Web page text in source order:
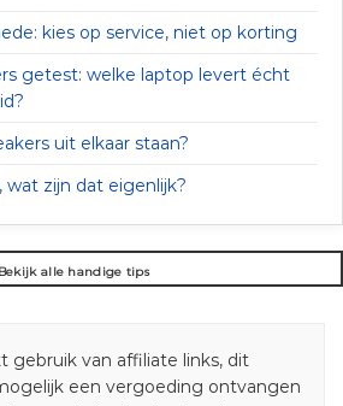
kies op service, niet op korting
getest: welke laptop levert écht
uit elkaar staan?
wat zijn dat eigenlijk?
Bekijk alle handige tips
gebruik van affiliate links, dit
een vergoeding ontvangen